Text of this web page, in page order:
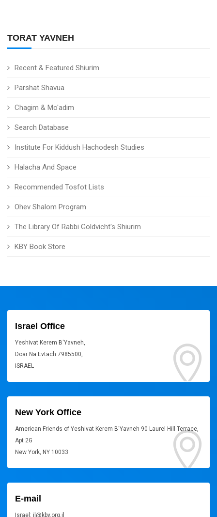
TORAT YAVNEH
Recent & Featured Shiurim
Parshat Shavua
Chagim & Mo'adim
Search Database
Institute For Kiddush Hachodesh Studies
Halacha And Space
Recommended Tosfot Lists
Ohev Shalom Program
The Library Of Rabbi Goldvicht's Shiurim
KBY Book Store
Israel Office
Yeshivat Kerem B'Yavneh,
Doar Na Evtach 7985500,
ISRAEL
New York Office
American Friends of Yeshivat Kerem B'Yavneh 90 Laurel Hill Terrace,
Apt 2G
New York, NY 10033
E-mail
Israel: il@kby.org.il